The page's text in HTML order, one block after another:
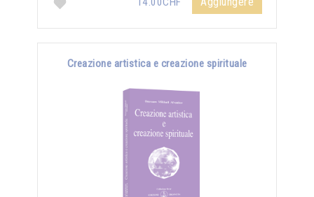
Creazione artistica e creazione spirituale